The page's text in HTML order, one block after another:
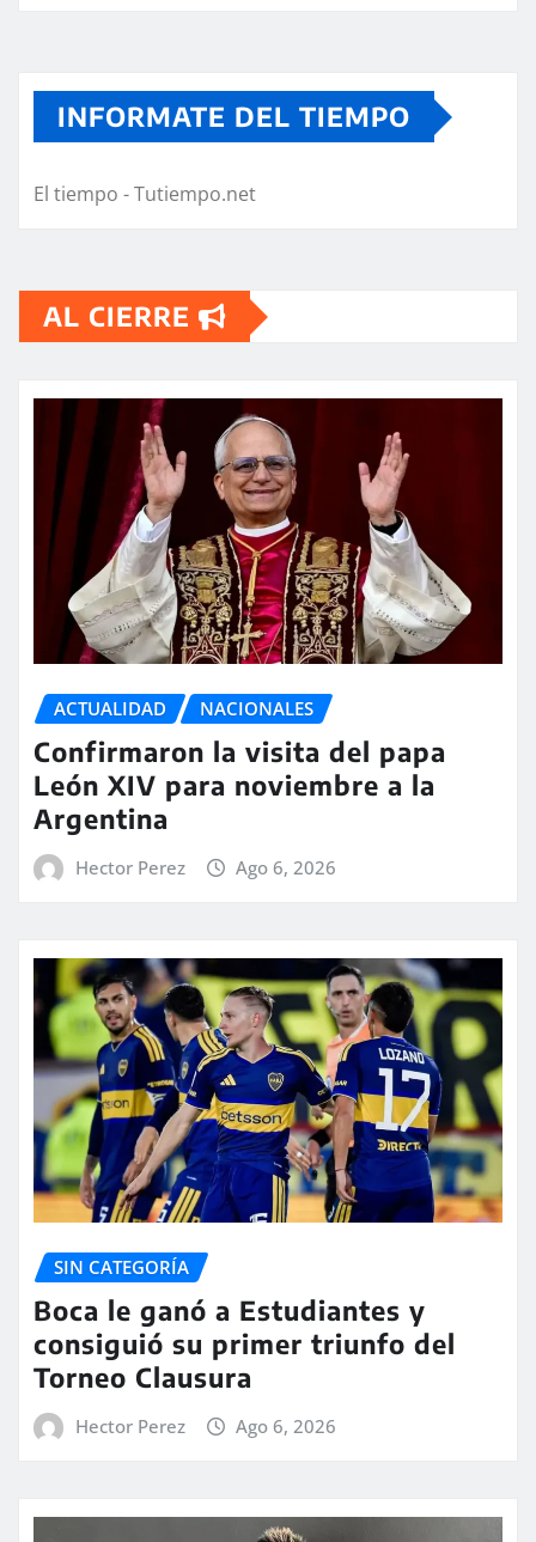
INFORMATE DEL TIEMPO
El tiempo - Tutiempo.net
AL CIERRE
ACTUALIDAD NACIONALES
Confirmaron la visita del papa
León XIV para noviembre a la
Argentina
Hector Perez Ago 6, 2026
SIN CATEGORÍA
Boca le ganó a Estudiantes y
consiguió su primer triunfo del
Torneo Clausura
Hector Perez Ago 6, 2026